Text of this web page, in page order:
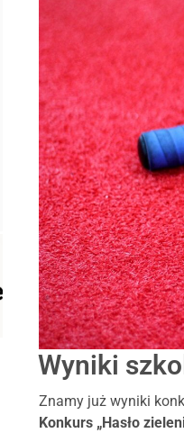
Wyniki
Znamy już wyniki
Konkurs „Hasło